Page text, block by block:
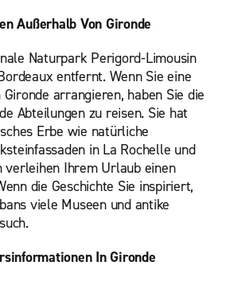
Außerhalb Von Gironde
Naturpark Perigord-Limousin
entfernt. Wenn Sie eine
arrangieren, haben Sie die
Abteilungen zu reisen. Sie hat
Erbe wie natürliche
in La Rochelle und
verleihen Ihrem Urlaub einen
die Geschichte Sie inspiriert,
viele Museen und antike
In Gironde